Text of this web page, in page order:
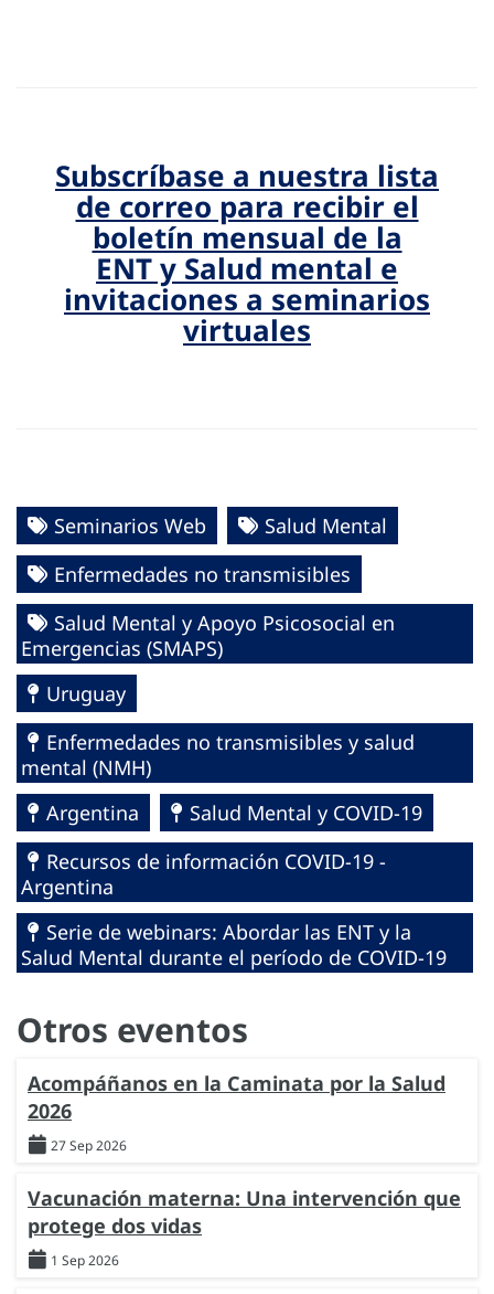
Subscríbase a nuestra lista
de correo para recibir el
boletín mensual de la
ENT y Salud mental e
invitaciones a seminarios
virtuales
Seminarios Web
Salud Mental
Enfermedades no transmisibles
Salud Mental y Apoyo Psicosocial en
Emergencias (SMAPS)
Uruguay
Enfermedades no transmisibles y salud
mental (NMH)
Argentina
Salud Mental y COVID-19
Recursos de información COVID-19 -
Argentina
Serie de webinars: Abordar las ENT y la
Salud Mental durante el período de COVID-19
Otros eventos
Acompáñanos en la Caminata por la Salud
2026
27 Sep 2026
Vacunación materna: Una intervención que
protege dos vidas
1 Sep 2026